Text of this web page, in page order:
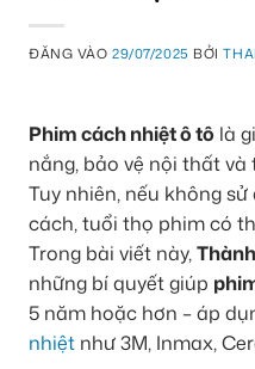
ĐĂNG VÀO29/07/2025 BỞI
Phim cách nhiệt ô tô là
nắng, bảo vệ nội thất
Tuy nhiên, nếu không
cách, tuổi thọ phim có
Trong bài viết này,
những bí quyết giúp
5 năm hoặc hơn – áp
nhiệt như 3M, Inmax,